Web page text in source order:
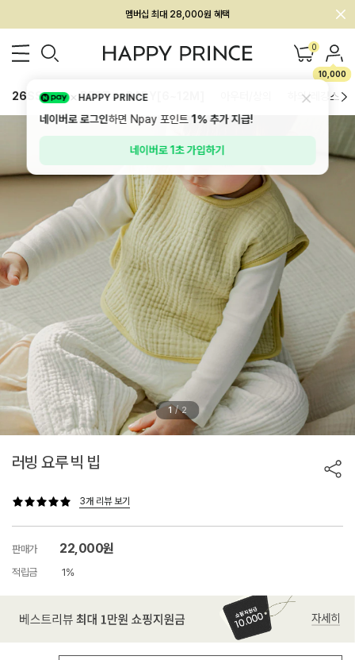
멤버십 최대 28,000원 혜택
0
10,000
26SS 신상 BEST BABY[6~12M] 하의/레깅스
1 / 2
러빙 요루 빅 빕
3개 리뷰 보기
판매가 22,000원
적립금 1%
HAPPY PRINCE
네이버로 로그인하면 Npay 포인트1%추가 지급!
네이버로 1초 가입하기